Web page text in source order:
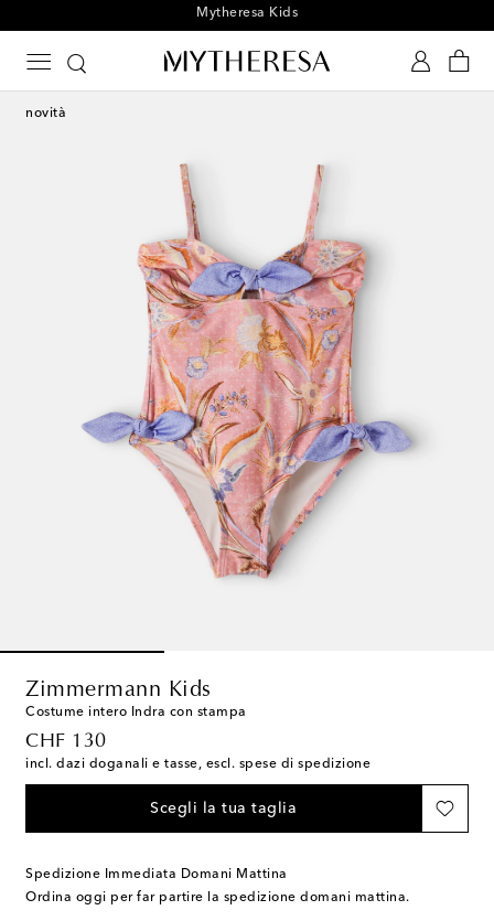
Iscriviti per ricevere le novità Mytheresa Kids
novità
Zimmermann Kids
Costume intero Indra con stampa
CHF 130
original price
incl. dazi doganali e tasse, escl. spese di spedizione
Scegli la tua taglia
Spedizione Immediata Domani Mattina
Ordina oggi per far partire la spedizione domani mattina.